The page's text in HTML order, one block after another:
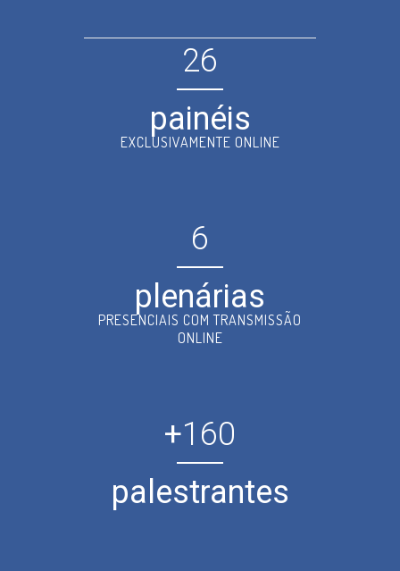
26
painéis
EXCLUSIVAMENTE ONLINE
6
plenárias
PRESENCIAIS COM TRANSMISSÃO
ONLINE
+160
palestrantes